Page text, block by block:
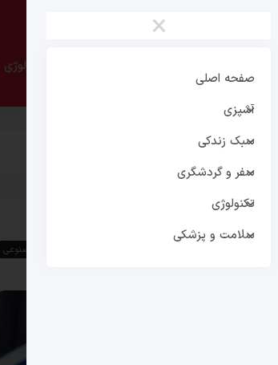
تکنولوژی
×
صفحه اصلی
آشپزی
سبک زندکی
سفر و گردشگری
تکنولوژی
سلامت و پزشکی
و اپ استورها را امضا کرد
اپ استورها را امضا کرد هوش مصنوعی